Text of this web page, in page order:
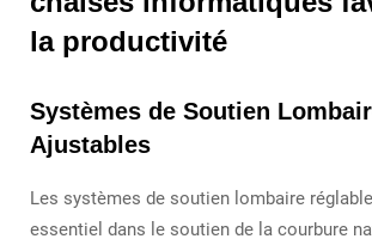
la productivité
Systèmes de Soutien
Ajustables
Les systèmes de soutien lombaire
essentiel dans le soutien de la courbure